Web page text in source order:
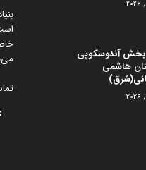
بخش آندوسکوپی
هاشمی